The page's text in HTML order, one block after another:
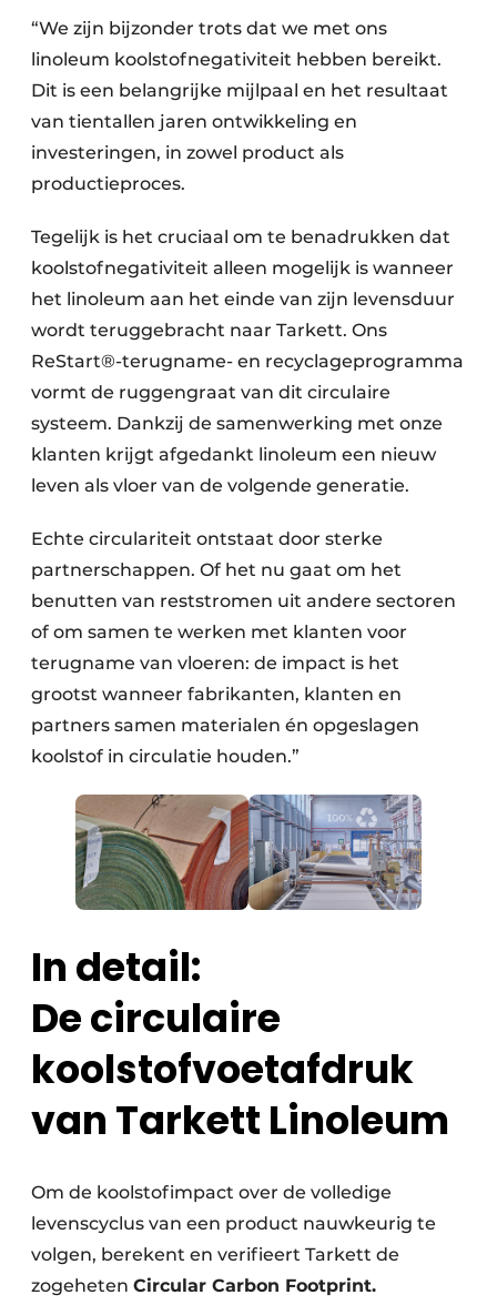
“We zijn bijzonder trots dat we met ons
linoleum koolstofnegativiteit hebben bereikt.
Dit is een belangrijke mijlpaal en het resultaat
van tientallen jaren ontwikkeling en
investeringen, in zowel product als
productieproces.
Tegelijk is het cruciaal om te benadrukken dat
koolstofnegativiteit alleen mogelijk is wanneer
het linoleum aan het einde van zijn levensduur
wordt teruggebracht naar Tarkett. Ons
ReStart®-terugname- en recyclageprogramma
vormt de ruggengraat van dit circulaire
systeem. Dankzij de samenwerking met onze
klanten krijgt afgedankt linoleum een nieuw
leven als vloer van de volgende generatie.
Echte circulariteit ontstaat door sterke
partnerschappen. Of het nu gaat om het
benutten van reststromen uit andere sectoren
of om samen te werken met klanten voor
terugname van vloeren: de impact is het
grootst wanneer fabrikanten, klanten en
partners samen materialen én opgeslagen
koolstof in circulatie houden.”
In detail:
De circulaire
koolstofvoetafdruk
van Tarkett Linoleum
Om de koolstofimpact over de volledige
levenscyclus van een product nauwkeurig te
volgen, berekent en verifieert Tarkett de
zogeheten Circular Carbon Footprint.